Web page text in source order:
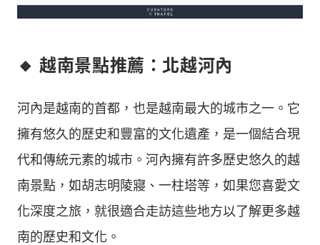
🔸 越南景點推薦：北越河內
河內是越南的首都，也是越南最大的城市之一。它
擁有悠久的歷史和豐富的文化遺產，是一個結合現
代和傳統元素的城市。河內擁有許多歷史悠久的越
南景點，如胡志明陵寢、一柱塔等，如果您喜愛文
化深度之旅，就很適合走訪這些地方以了解更多越
南的歷史和文化。